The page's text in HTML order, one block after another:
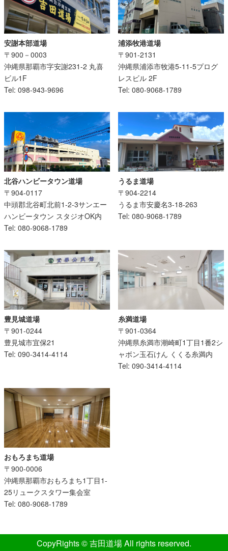
安謝本部道場
〒900－0003
沖縄県那覇市字安謝231-2 丸喜
ビル1F
Tel: 098-943-9696
浦添牧港道場
〒901-2131
沖縄県浦添市牧港5-11-5プログ
レスビル 2F
Tel: 080-9068-1789
北谷ハンビータウン道場
〒904-0117
中頭郡北谷町北前1-2-3サンエー
ハンビータウン スタジオOK内
Tel: 080-9068-1789
うるま道場
〒904-2214
うるま市安慶名3-18-263
Tel: 080-9068-1789
豊見城道場
〒901-0244
豊見城市宜保21
Tel: 090-3414-4114
糸満道場
〒901-0364
沖縄県糸満市潮崎町1丁目1番2シ
ャボン玉石けん くくる糸満内
Tel: 090-3414-4114
おもろまち道場
〒900-0006
沖縄県那覇市おもろまち1丁目1-
25リュークスタワー集会室
Tel: 080-9068-1789
CopyRights © 吉田道場 All rights reserved.